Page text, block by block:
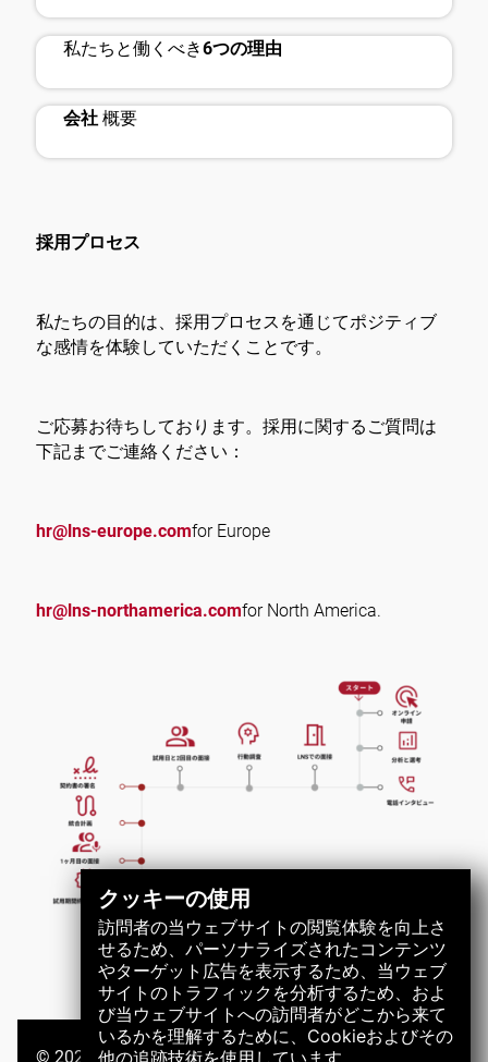
クッキーの使用
訪問者の当ウェブサイトの閲覧体験を向上さ
せるため、パーソナライズされたコンテンツ
やターゲット広告を表示するため、当ウェブ
サイトのトラフィックを分析するため、およ
び当ウェブサイトへの訪問者がどこから来て
いるかを理解するために、Cookieおよびその
他の追跡技術を使用しています。
handshake
私たちと働くべき6つの理由
domain
会社 概要
採用プロセス
私たちの目的は、採用プロセスを通じてポジティブ
な感情を体験していただくことです。
ご応募お待ちしております。採用に関するご質問は
下記までご連絡ください：
hr@lns-europe.comfor Europe
hr@lns-northamerica.comfor North America.
© 2026 LNSグループ。全著作権所有。